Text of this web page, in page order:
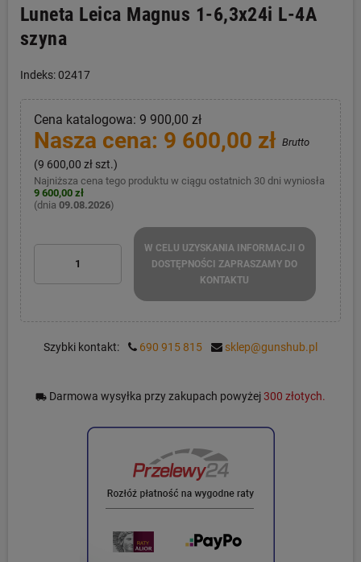
Luneta Leica Magnus 1-6,3x24i L-4A
szyna
Indeks: 02417
Cena katalogowa: 9 900,00 zł
Nasza cena: 9 600,00 zł Brutto
(9 600,00 zł szt.)
Najniższa cena tego produktu w ciągu ostatnich 30 dni wyniosła
9 600,00 zł
(dnia 09.08.2026)
W CELU UZYSKANIA INFORMACJI O
DOSTĘPNOŚCI ZAPRASZAMY DO
KONTAKTU
Szybki kontakt: 690 915 815 sklep@gunshub.pl
local_shipping Darmowa wysyłka przy zakupach powyżej300 złotych.